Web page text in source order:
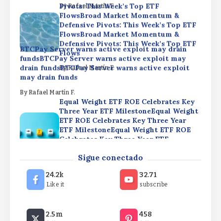
ByRafael Martín F.
Pivots: This Week’s Top ETF
FlowsBroad Market Momentum &
Defensive Pivots: This Week’s Top ETF
FlowsBroad Market Momentum &
Defensive Pivots: This Week’s Top ETF
Flows
ByRafael Martín F.
BTCPay Server warns active exploit may drain
fundsBTCPay Server warns active exploit may
drain fundsBTCPay Server warns active exploit
may drain funds
By Rafael Martín F.
Equal Weight ETF ROE Celebrates Key
Three Year ETF MilestoneEqual Weight
ETF ROE Celebrates Key Three Year
ETF MilestoneEqual Weight ETF ROE
Celebrates Key Three Year ETF
Rafael Martín F.
Broad Market Momentum & Defensive
Pivots: This Week’s Top ETF
FlowsBroad Market Momentum &
Defensive Pivots: This Week’s Top ETF
FlowsBroad Market Momentum &
Flows
BTCPay Server warns active exploit may drain
fundsBTCPay Server warns active exploit may
Sigue conectado
24.2k
Like it
32.71
subscribe
2.5m 458